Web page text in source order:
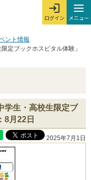
ログイン
ログインを開
メニュー
メ
ント情報
定ブックホスピタル体験」
生・高校生限定ブ
8月22日
2025年7月1日